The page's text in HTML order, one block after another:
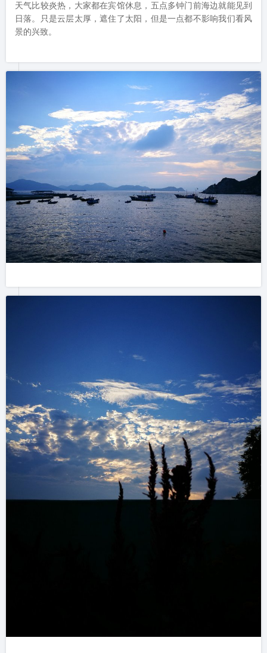
天气比较炎热，大家都在宾馆休息，五点多钟门前海边就能见到
日落。只是云层太厚，遮住了太阳，但是一点都不影响我们看风
景的兴致。